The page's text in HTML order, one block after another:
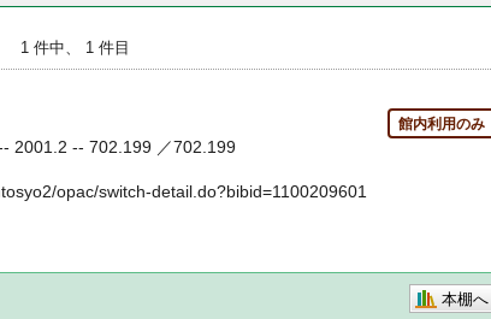
1 件中、 1 件目
館内利用のみ
2001.2 -- 702.199 ／702.199
opac/switch-detail.do?bibid=1100209601
本棚へ